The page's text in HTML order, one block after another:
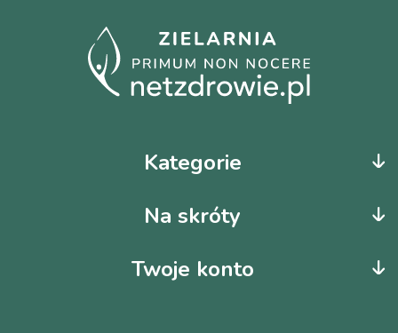
Kategorie
Na skróty
Twoje konto